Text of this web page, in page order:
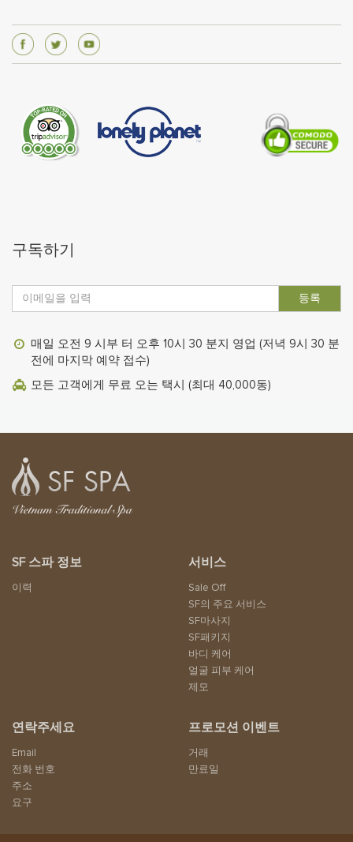
구독하기
등록
매일 오전 9 시부 터 오후 10시 30 분지 영업 (저녁 9시 30 분
전에 마지막 예약 접수)
모든 고객에게 무료 오는 택시 (최대 40,000동)
SF 스파 정보
이력
서비스
Sale Off
SF의 주요 서비스
SF마사지
SF패키지
바디 케어
얼굴 피부 케어
제모
연락주세요
Email
전화 번호
주소
요구
프로모션 이벤트
거래
만료일